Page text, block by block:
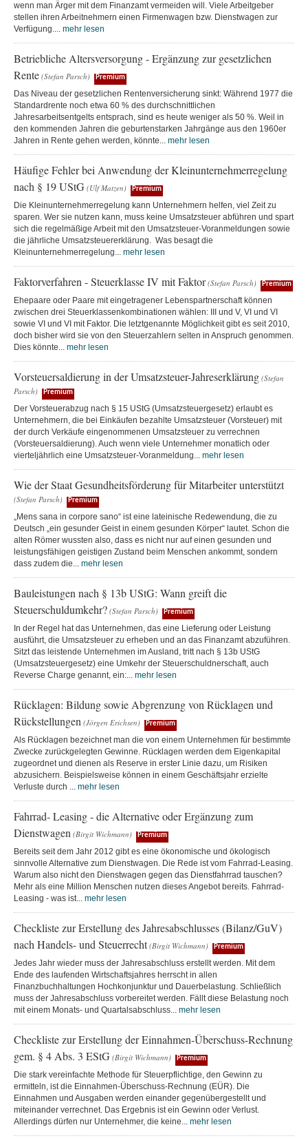
wenn man Ärger mit dem Finanzamt vermeiden will. Viele Arbeitgeber
stellen ihren Arbeitnehmern einen Firmenwagen bzw. Dienstwagen zur
Verfügung.... mehr lesen
Betriebliche Altersversorgung - Ergänzung zur gesetzlichen
Rente (Stefan Parsch) Premium
Das Niveau der gesetzlichen Rentenversicherung sinkt: Während 1977 die
Standardrente noch etwa 60 % des durchschnittlichen
Jahresarbeitsentgelts entsprach, sind es heute weniger als 50 %. Weil in
den kommenden Jahren die geburtenstarken Jahrgänge aus den 1960er
Jahren in Rente gehen werden, könnte... mehr lesen
Häufige Fehler bei Anwendung der Kleinunternehmerregelung
nach § 19 UStG (Ulf Matzen) Premium
Die Kleinunternehmerregelung kann Unternehmern helfen, viel Zeit zu
sparen. Wer sie nutzen kann, muss keine Umsatzsteuer abführen und spart
sich die regelmäßige Arbeit mit den Umsatzsteuer-Voranmeldungen sowie
die jährliche Umsatzsteuererklärung. Was besagt die
Kleinunternehmerregelung... mehr lesen
Faktorverfahren - Steuerklasse IV mit Faktor (Stefan Parsch) Premium
Ehepaare oder Paare mit eingetragener Lebenspartnerschaft können
zwischen drei Steuerklassenkombinationen wählen: III und V, VI und VI
sowie VI und VI mit Faktor. Die letztgenannte Möglichkeit gibt es seit 2010,
doch bisher wird sie von den Steuerzahlern selten in Anspruch genommen.
Dies könnte... mehr lesen
Vorsteuersaldierung in der Umsatzsteuer-Jahreserklärung (Stefan
Parsch)
Premium
Der Vorsteuerabzug nach § 15 UStG (Umsatzsteuergesetz) erlaubt es
Unternehmern, die bei Einkäufen bezahlte Umsatzsteuer (Vorsteuer) mit
der durch Verkäufe eingenommenen Umsatzsteuer zu verrechnen
(Vorsteuersaldierung). Auch wenn viele Unternehmer monatlich oder
vierteljährlich eine Umsatzsteuer-Voranmeldung... mehr lesen
Wie der Staat Gesundheitsförderung für Mitarbeiter unterstützt
(Stefan Parsch) Premium
„Mens sana in corpore sano“ ist eine lateinische Redewendung, die zu
Deutsch „ein gesunder Geist in einem gesunden Körper“ lautet. Schon die
alten Römer wussten also, dass es nicht nur auf einen gesunden und
leistungsfähigen geistigen Zustand beim Menschen ankommt, sondern
dass zudem die... mehr lesen
Bauleistungen nach § 13b UStG: Wann greift die
Steuerschuldumkehr? (Stefan Parsch) Premium
In der Regel hat das Unternehmen, das eine Lieferung oder Leistung
ausführt, die Umsatzsteuer zu erheben und an das Finanzamt abzuführen.
Sitzt das leistende Unternehmen im Ausland, tritt nach § 13b UStG
(Umsatzsteuergesetz) eine Umkehr der Steuerschuldnerschaft, auch
Reverse Charge genannt, ein:... mehr lesen
Rücklagen: Bildung sowie Abgrenzung von Rücklagen und
Rückstellungen (Jörgen Erichsen) Premium
Als Rücklagen bezeichnet man die von einem Unternehmen für bestimmte
Zwecke zurückgelegten Gewinne. Rücklagen werden dem Eigenkapital
zugeordnet und dienen als Reserve in erster Linie dazu, um Risiken
abzusichern. Beispielsweise können in einem Geschäftsjahr erzielte
Verluste durch ... mehr lesen
Fahrrad- Leasing - die Alternative oder Ergänzung zum
Dienstwagen (Birgit Wichmann) Premium
Bereits seit dem Jahr 2012 gibt es eine ökonomische und ökologisch
sinnvolle Alternative zum Dienstwagen. Die Rede ist vom Fahrrad-Leasing.
Warum also nicht den Dienstwagen gegen das Dienstfahrrad tauschen?
Mehr als eine Million Menschen nutzen dieses Angebot bereits. Fahrrad-
Leasing - was ist... mehr lesen
Checkliste zur Erstellung des Jahresabschlusses (Bilanz/GuV)
nach Handels- und Steuerrecht (Birgit Wichmann) Premium
Jedes Jahr wieder muss der Jahresabschluss erstellt werden. Mit dem
Ende des laufenden Wirtschaftsjahres herrscht in allen
Finanzbuchhaltungen Hochkonjunktur und Dauerbelastung. Schließlich
muss der Jahresabschluss vorbereitet werden. Fällt diese Belastung noch
mit einem Monats- und Quartalsabschluss... mehr lesen
Checkliste zur Erstellung der Einnahmen-Überschuss-Rechnung
gem. § 4 Abs. 3 EStG (Birgit Wichmann) Premium
Die stark vereinfachte Methode für Steuerpflichtige, den Gewinn zu
ermitteln, ist die Einnahmen-Überschuss-Rechnung (EÜR). Die
Einnahmen und Ausgaben werden einander gegenübergestellt und
miteinander verrechnet. Das Ergebnis ist ein Gewinn oder Verlust.
Allerdings dürfen nur Unternehmer, die keine... mehr lesen